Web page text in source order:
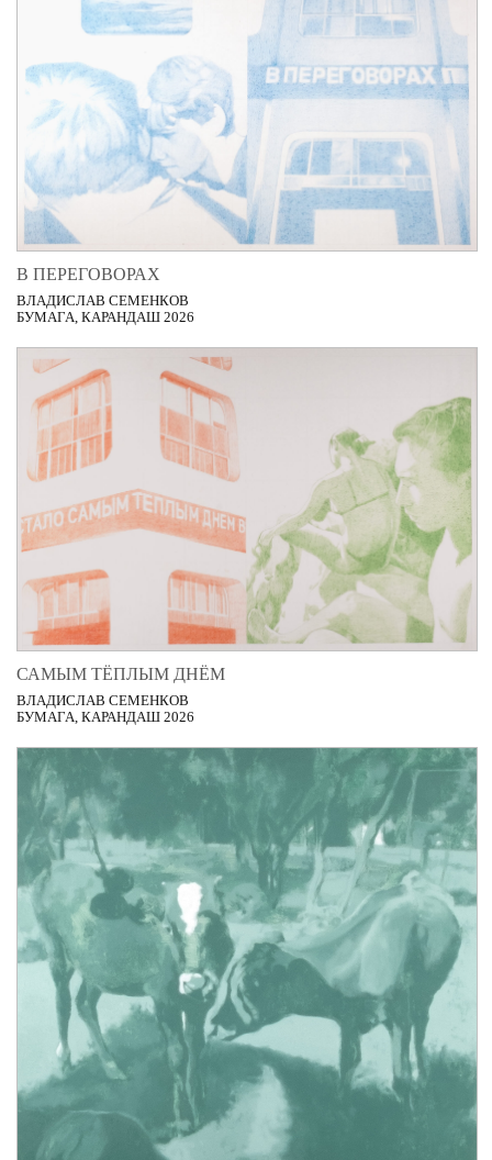
В ПЕРЕГОВОРАХ
ВЛАДИСЛАВ СЕМЕНКОВ
БУМАГА, КАРАНДАШ 2026
САМЫМ ТЁПЛЫМ ДНЁМ
ВЛАДИСЛАВ СЕМЕНКОВ
БУМАГА, КАРАНДАШ 2026